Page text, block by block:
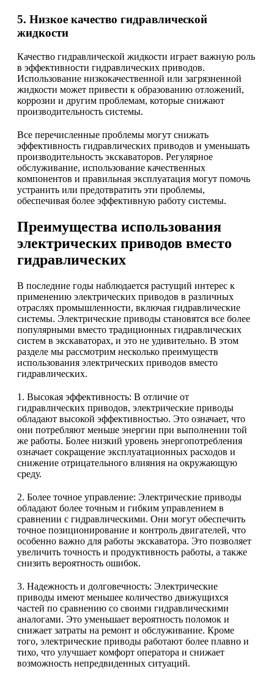
5. Низкое качество гидравлической
жидкости
Качество гидравлической жидкости играет важную роль
в эффективности гидравлических приводов.
Использование низкокачественной или загрязненной
жидкости может привести к образованию отложений,
коррозии и другим проблемам, которые снижают
производительность системы.
Все перечисленные проблемы могут снижать
эффективность гидравлических приводов и уменьшать
производительность экскаваторов. Регулярное
обслуживание, использование качественных
компонентов и правильная эксплуатация могут помочь
устранить или предотвратить эти проблемы,
обеспечивая более эффективную работу системы.
Преимущества использования
электрических приводов вместо
гидравлических
В последние годы наблюдается растущий интерес к
применению электрических приводов в различных
отраслях промышленности, включая гидравлические
системы. Электрические приводы становятся все более
популярными вместо традиционных гидравлических
систем в экскаваторах, и это не удивительно. В этом
разделе мы рассмотрим несколько преимуществ
использования электрических приводов вместо
гидравлических.
1. Высокая эффективность: В отличие от
гидравлических приводов, электрические приводы
обладают высокой эффективностью. Это означает, что
они потребляют меньше энергии при выполнении той
же работы. Более низкий уровень энергопотребления
означает сокращение эксплуатационных расходов и
снижение отрицательного влияния на окружающую
среду.
2. Более точное управление: Электрические приводы
обладают более точным и гибким управлением в
сравнении с гидравлическими. Они могут обеспечить
точное позиционирование и контроль двигателей, что
особенно важно для работы экскаватора. Это позволяет
увеличить точность и продуктивность работы, а также
снизить вероятность ошибок.
3. Надежность и долговечность: Электрические
приводы имеют меньшее количество движущихся
частей по сравнению со своими гидравлическими
аналогами. Это уменьшает вероятность поломок и
снижает затраты на ремонт и обслуживание. Кроме
того, электрические приводы работают более плавно и
тихо, что улучшает комфорт оператора и снижает
возможность непредвиденных ситуаций.